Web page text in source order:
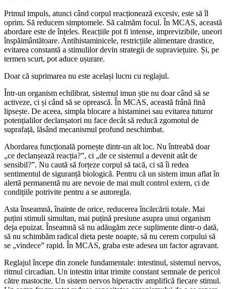
Primul impuls, atunci când corpul reacționează excesiv, este să îl
oprim. Să reducem simptomele. Să calmăm focul. În MCAS, această
abordare este de înțeles. Reacțiile pot fi intense, imprevizibile, uneori
înspăimântătoare. Antihistaminicele, restricțiile alimentare drastice,
evitarea constantă a stimulilor devin strategii de supraviețuire. Și, pe
termen scurt, pot aduce ușurare.
Doar că suprimarea nu este același lucru cu reglajul.
Într-un organism echilibrat, sistemul imun știe nu doar când să se
activeze, ci și când să se oprească. În MCAS, această frână fină
lipsește. De aceea, simpla blocare a histaminei sau evitarea tuturor
potențialilor declanșatori nu face decât să reducă zgomotul de
suprafață, lăsând mecanismul profund neschimbat.
Abordarea funcțională pornește dintr-un alt loc. Nu întreabă doar
„ce declanșează reacția?”, ci „de ce sistemul a devenit atât de
sensibil?”. Nu caută să forțeze corpul să tacă, ci să îi redea
sentimentul de siguranță biologică. Pentru că un sistem imun aflat în
alertă permanentă nu are nevoie de mai mult control extern, ci de
condițiile potrivite pentru a se autoregla.
Asta înseamnă, înainte de orice, reducerea încărcării totale. Mai
puțini stimuli simultan, mai puțină presiune asupra unui organism
deja epuizat. Înseamnă să nu adăugăm zece suplimente dintr-o dată,
să nu schimbăm radical dieta peste noapte, să nu cerem corpului să
se „vindece” rapid. În MCAS, graba este adesea un factor agravant.
Reglajul începe din zonele fundamentale: intestinul, sistemul nervos,
ritmul circadian. Un intestin iritat trimite constant semnale de pericol
către mastocite. Un sistem nervos hiperactiv amplifică fiecare stimul.